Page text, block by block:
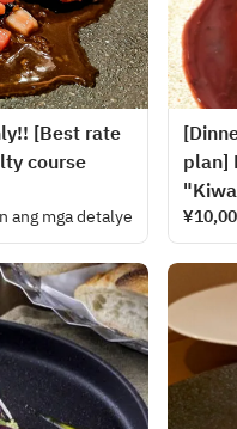
[Best rate
course
ang mga detalye
plan]